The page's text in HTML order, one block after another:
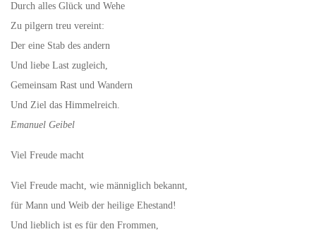
Durch alles Glück und Wehe
Zu pilgern treu vereint:
Der eine Stab des andern
Und liebe Last zugleich,
Gemeinsam Rast und Wandern
Und Ziel das Himmelreich.
Emanuel Geibel
Viel Freude macht
Viel Freude macht, wie männiglich bekannt,
für Mann und Weib der heilige Ehestand!
Und lieblich ist es für den Frommen,